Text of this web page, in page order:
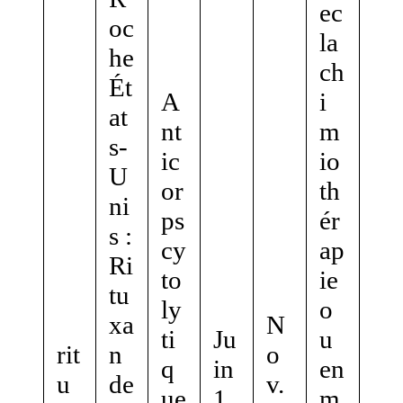
rit
u
oc
he
Ét
at
s-
U
ni
s :
Ri
tu
xa
n
de
A
nt
ic
or
ps
cy
to
ly
ti
q
Ju
in
N
o
v.
ec
la
ch
i
m
io
th
ér
ap
ie
o
u
en